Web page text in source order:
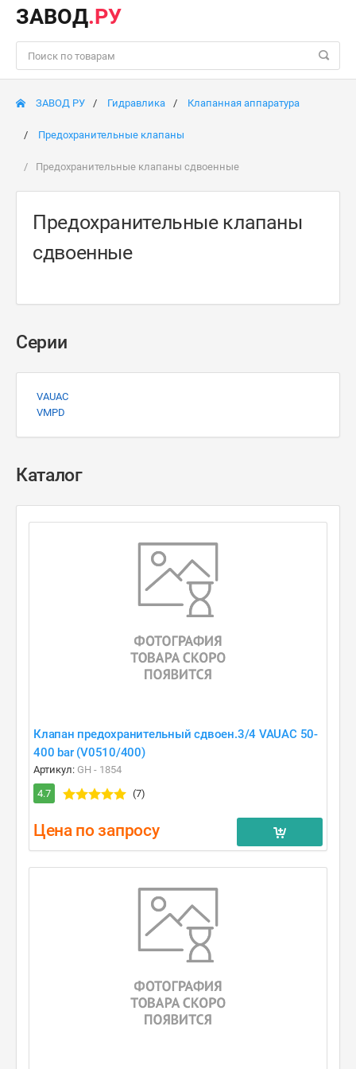
ЗАВОД.РУ
ЗАВОД РУ Гидравлика Клапанная аппаратура
Предохранительные клапаны
Предохранительные клапаны сдвоенные
Предохранительные клапаны
сдвоенные
Серии
VAUAC
VMPD
Каталог
Клапан предохранительный сдвоен.3/4 VAUAC 50-
400 bar (V0510/400)
Артикул: GH - 1854
4.7
(7)
Цена по запросу